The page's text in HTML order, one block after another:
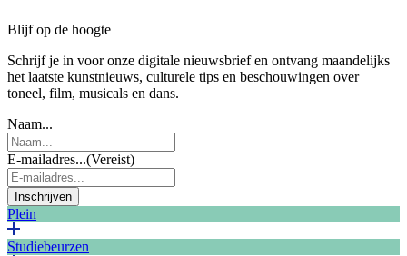
Blijf op de hoogte
Schrijf je in voor onze digitale nieuwsbrief en ontvang maandelijks
het laatste kunstnieuws, culturele tips en beschouwingen over
toneel, film, musicals en dans.
Naam...
E-mailadres...(Vereist)
Inschrijven
Plein
Studiebeurzen